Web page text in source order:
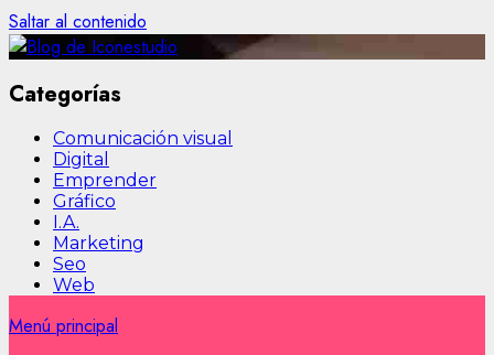
Saltar al contenido
Categorías
Comunicación visual
Digital
Emprender
Gráfico
I.A.
Marketing
Seo
Web
Menú principal